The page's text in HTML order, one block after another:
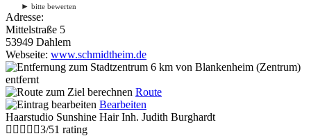
► bitte bewerten
Adresse:
Mittelstraße 5
53949 Dahlem
Webseite: www.schmidtheim.de
6 km von Blankenheim (Zentrum)
entfernt
Route
Bearbeiten
Haarstudio Sunshine Hair Inh. Judith Burghardt
3/51 rating